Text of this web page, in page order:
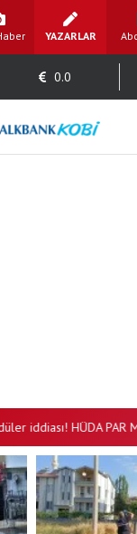
YAZARLAR
0.0
HÜDA PAR